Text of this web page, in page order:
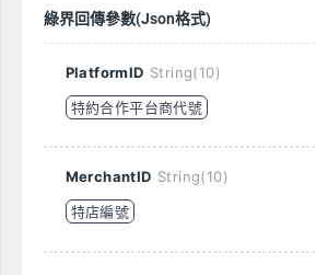
綠界回傳參數(Json格式)
PlatformID String(10)
特約合作平台商代號
MerchantID String(10)
特店編號